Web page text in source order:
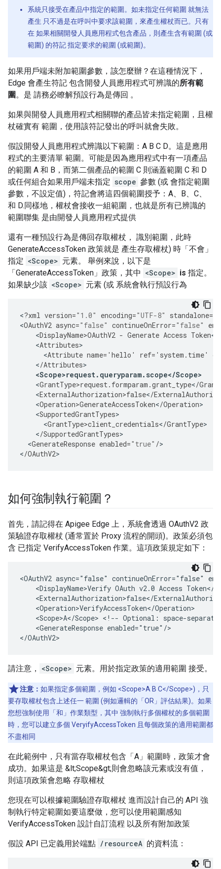
系統只接受在產品中指定的範圍。如未指定任何範圍 就無法
產生 只不過是在呼叫中要求該範圍，來產生權杖而已。只有
在 如果相關開發人員應用程式包含產品，則產生含有範圍 (或
範圍) 的符記 指定要求的範圍 (或範圍)。
如果用戶端未附加範圍參數，該怎麼辦？在這種情況下，
Edge 會產生符記 包含開發人員應用程式可辨識的所有範
圍。是 請務必瞭解預設行為是傳回 。
如果與開發人員應用程式相關聯的產品皆未指定範圍，且權
杖確實有 範圍，使用該符記發出的呼叫就會失敗。
假設開發人員應用程式辨識以下範圍：A B C D。這是應用
程式的主要清單 範圍。可能是因為應用程式中有一項產品
的範圍 A 和 B，而第二個產品的範圍 C 則涵蓋範圍 C 和 D
或任何組合如果用戶端未指定 scope 參數 (或 會指定範圍
參數，不設定值)，符記會將這四個範圍授予：A、B、C、
和 D.同樣地，權杖會接收一組範圍，也就是所有已辨識的
範圍聯集 是由開發人員應用程式提供
還有一種預設行為是傳回存取權杖， 識別範圍，此時
GenerateAccessToken 政策就是 產生存取權杖) 時「不會」
指定 <Scope> 元素。 舉例來說，以下是
「GenerateAccessToken」政策，其中 <Scope> is 指定。
如果缺少該 <Scope> 元素 (或 系統會執行預設行為
<?xml version="1.0" encoding="UTF-8" standalone=
<OAuthV2 async="false" continueOnError="false"
<DisplayName>OAuthV2 - Generate Access Token<
<Attributes
<Attribute name= ' hello ' ref= ' system . time'
</Attributes
<Scope>request. queryparam. scope</Scope>
<GrantType>request. formparam .grant_type</
<ExternalAuthorization>false</
<Operation>GenerateAccessToken</Operation
<SupportedGrantTypes
<GrantType>client_credentials</GrantType
</SupportedGrantTypes
<GenerateResponse enabled="true" />
</OAuthV2>
如何強制執行範圍？
首先，請記得在 Apigee Edge 上，系統會透過 OAuthV2 政
策驗證存取權杖 (通常置於 Proxy 流程的開頭)。政策必須包
含 已指定 VerifyAccessToken 作業。這項政策規定如下：
<OAuthV2 async="false" continueOnError="false"
<DisplayName>Verify OAuth v2.0 Access Token</
<ExternalAuthorization>false</
    <Operation>VerifyAccessToken</Operation>
<Scope>A</Scope> <!-- Optional: space-
    <GenerateResponse enabled="true"/>
</OAuthV2>
請注意， <Scope> 元素。用於指定政策的適用範圍 接受。
注意： 如果指定多個範圍，例如 <Scope>A B C</Scope>)，只
要存取權杖包含上述任一 範圍 (例如邏輯的「OR」評估結果)。如果
您想強制使用「和」作業類型，其中 強制執行多個權杖的多個範圍
時，您可以建立多個 VeryifyAccessToken 且每個政策的適用範圍都
不盡相同
在此範例中，只有當存取權杖包含「A」範圍時，政策才會
成功。如果這是 &lt;Scope&gt;則會忽略該元素或沒有值，
則這項政策會忽略 存取權杖
您現在可以根據範圍驗證存取權杖 進而設計自己的 API 強
制執行特定範圍如要這麼做，您可以使用範圍感知
VerifyAccessToken 設計自訂流程 以及所有附加政策
假設 API 已定義用於端點 /resourceA 的資料流：